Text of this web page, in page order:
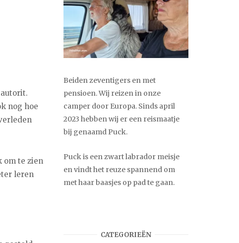
nog hoe
om te zien
leren
Beiden zeventigers en met
pensioen. Wij reizen in onze
camper door Europa. Sinds april
2023 hebben wij er een reismaatje
bij genaamd Puck.
Puck is een zwart labrador meisje
en vindt het reuze spannend om
met haar baasjes op pad te gaan.
CATEGORIEËN